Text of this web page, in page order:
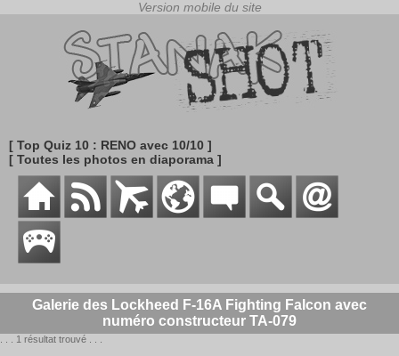
[ Top Quiz 10 : RENO avec 10/10 ]
[ Toutes les photos en diaporama ]
Galerie des Lockheed F-16A Fighting Falcon avec
numéro constructeur TA-079
. . . 1 résultat trouvé . . .